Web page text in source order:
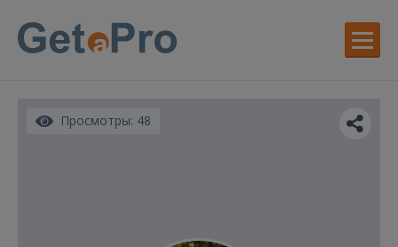
Просмотры: 48